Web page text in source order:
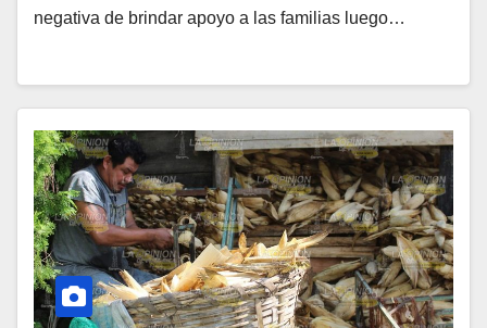
negativa de brindar apoyo a las familias luego…